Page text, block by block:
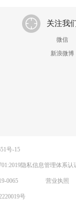
关注我
微信
新浪微博
号-15
隐私信息管理体系认
0065 营业执照
号